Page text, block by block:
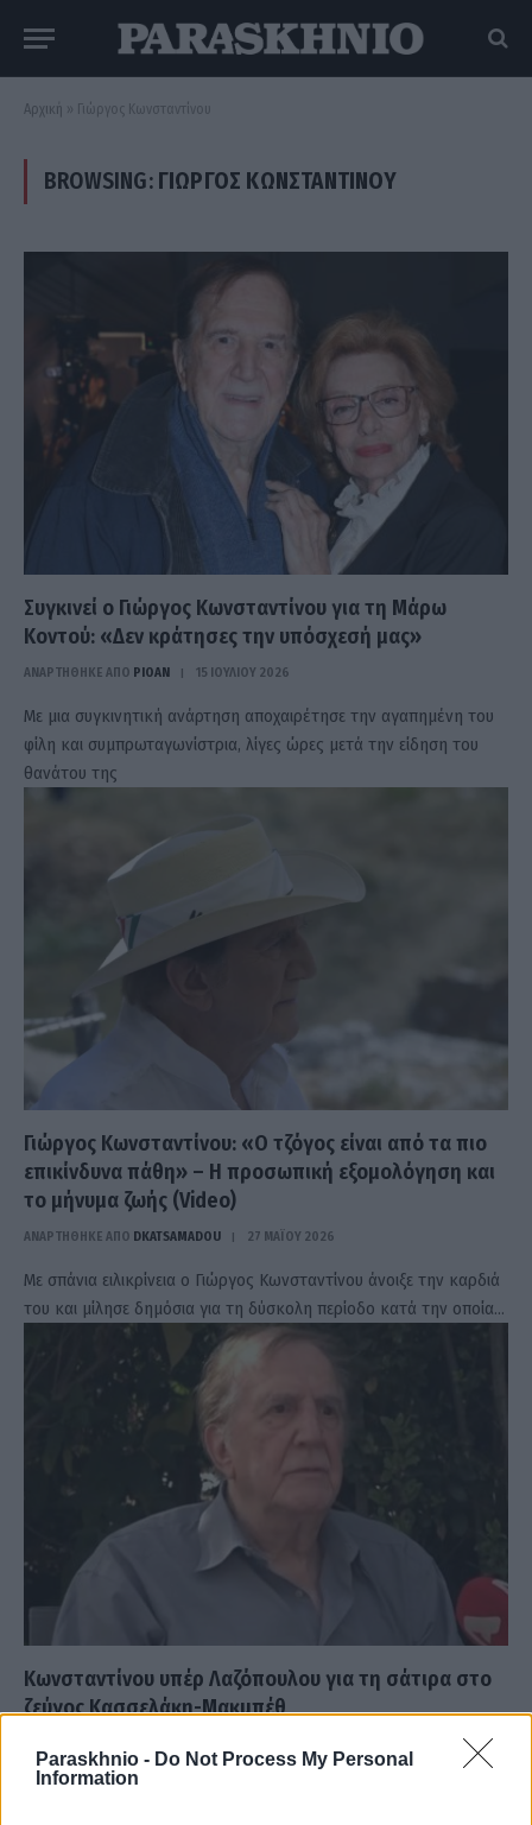
Paraskhnio - Do Not Process My Personal
Information
Αρχική » Γιώργος Κωνσταντίνου
BROWSING: ΓΙΏΡΓΟΣ ΚΩΝΣΤΑΝΤΊΝΟΥ
Συγκινεί ο Γιώργος Κωνσταντίνου για τη Μάρω
Κοντού: «Δεν κράτησες την υπόσχεσή μας»
ΑΝΑΡΤΗΘΗΚΕ ΑΠΟ PIOAN 15 ΙΟΥΛΊΟΥ 2026
Με μια συγκινητική ανάρτηση αποχαιρέτησε την αγαπημένη του
φίλη και συμπρωταγωνίστρια, λίγες ώρες μετά την είδηση του
θανάτου της
Γιώργος Κωνσταντίνου: «Ο τζόγος είναι από τα πιο
επικίνδυνα πάθη» – Η προσωπική εξομολόγηση και
το μήνυμα ζωής (Video)
ΑΝΑΡΤΗΘΗΚΕ ΑΠΟ DKATSAMADOU 27 ΜΑΪ́ΟΥ 2026
Με σπάνια ειλικρίνεια ο Γιώργος Κωνσταντίνου άνοιξε την καρδιά
του και μίλησε δημόσια για τη δύσκολη περίοδο κατά την οποία…
Κωνσταντίνου υπέρ Λαζόπουλου για τη σάτιρα στο
ζεύγος Κασσελάκη-Μακμπέθ
Ο Γιώργος Κωνσταντίνου μίλησε στην εκπομπή Super Κατερίνα